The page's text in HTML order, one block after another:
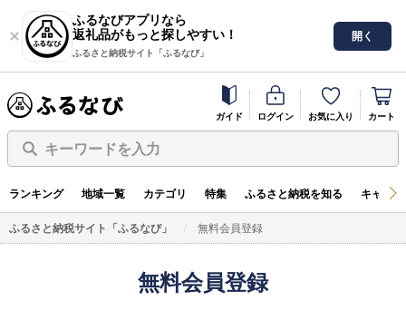
ふるなびアプリなら
返礼品がもっと探しやすい！
ふるさと納税サイト「ふるなび」
開く
ガイド ログイン お気に入り カート
キーワードを入力
ランキング 地域一覧 カテゴリ 特集 ふるさと納税を知る キャン
ふるさと納税サイト「ふるなび」 無料会員登録
無料会員登録